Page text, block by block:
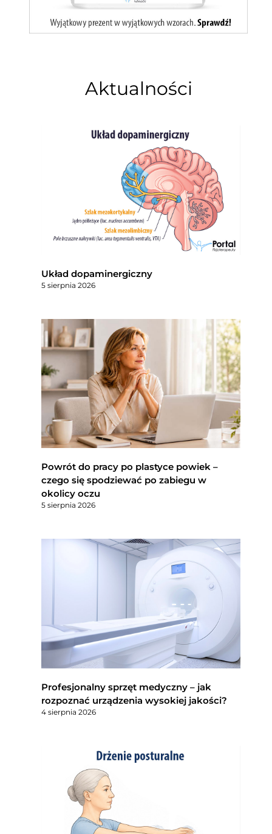
Aktualności
Układ dopaminergiczny
5 sierpnia 2026
Powrót do pracy po plastyce powiek –
czego się spodziewać po zabiegu w
okolicy oczu
5 sierpnia 2026
Profesjonalny sprzęt medyczny – jak
rozpoznać urządzenia wysokiej jakości?
4 sierpnia 2026